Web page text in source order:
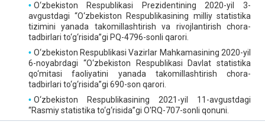
O‘zbekiston Respublikasi Prezidentining 2020-yil 3-
avgustdagi “O‘zbekiston Respublikasining milliy statistika
tizimini yanada takomillashtirish va rivojlantirish chora-
tadbirlari to‘g‘risida”gi PQ-4796-sonli qarori.
O‘zbekiston Respublikasi Vazirlar Mahkamasining 2020-yil
6-noyabrdagi “O‘zbekiston Respublikasi Davlat statistika
qo‘mitasi faoliyatini yanada takomillashtirish chora-
tadbirlari to‘g‘risida”gi 690-son qarori.
O‘zbekiston Respublikasining 2021-yil 11-avgustdagi
“Rasmiy statistika to‘g‘risida”gi O'RQ-707-sonli qonuni.